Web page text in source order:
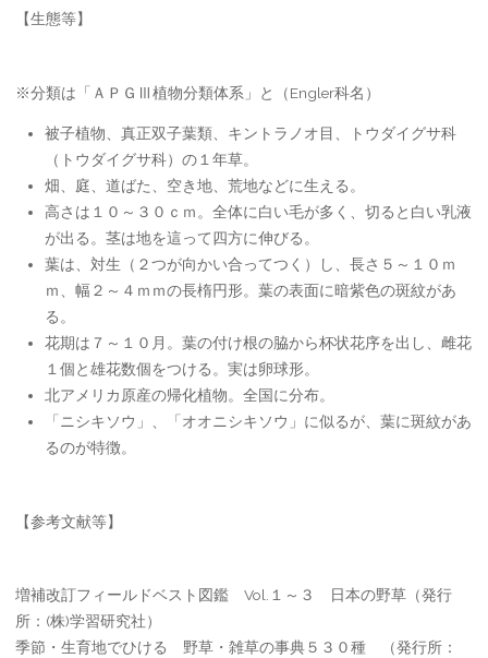
【生態等】
※分類は「ＡＰＧⅢ植物分類体系」と（Engler科名）
被子植物、真正双子葉類、キントラノオ目、トウダイグサ科
（トウダイグサ科）の１年草。
畑、庭、道ばた、空き地、荒地などに生える。
高さは１０～３０ｃｍ。全体に白い毛が多く、切ると白い乳液
が出る。茎は地を這って四方に伸びる。
葉は、対生（２つが向かい合ってつく）し、長さ５～１０ｍ
ｍ、幅２～４ｍｍの長楕円形。葉の表面に暗紫色の斑紋があ
る。
花期は７～１０月。葉の付け根の脇から杯状花序を出し、雌花
１個と雄花数個をつける。実は卵球形。
北アメリカ原産の帰化植物。全国に分布。
「ニシキソウ」、「オオニシキソウ」に似るが、葉に斑紋があ
るのが特徴。
【参考文献等】
増補改訂フィールドベスト図鑑 Vol.１～３ 日本の野草（発行
所：(株)学習研究社）
季節・生育地でひける 野草・雑草の事典５３０種 （発行所：